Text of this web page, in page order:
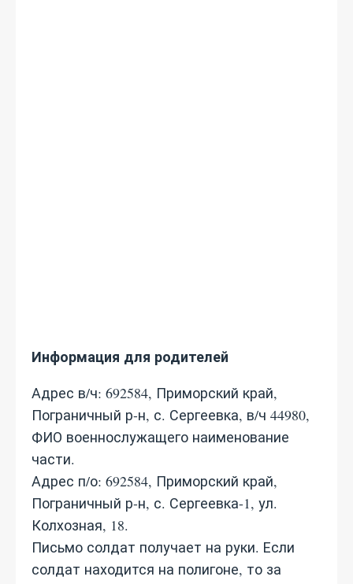
Информация для родителей
Адрес в/ч: 692584, Приморский край,
Пограничный р-н, с. Сергеевка, в/ч 44980,
ФИО военнослужащего наименование
части.
Адрес п/о: 692584, Приморский край,
Пограничный р-н, с. Сергеевка-1, ул.
Колхозная, 18.
Письмо солдат получает на руки. Если
солдат находится на полигоне, то за